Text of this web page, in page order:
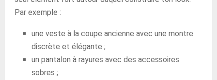
Par exemple :
une veste à la coupe ancienne avec une montre
discrète et élégante ;
un pantalon à rayures avec des accessoires
sobres ;